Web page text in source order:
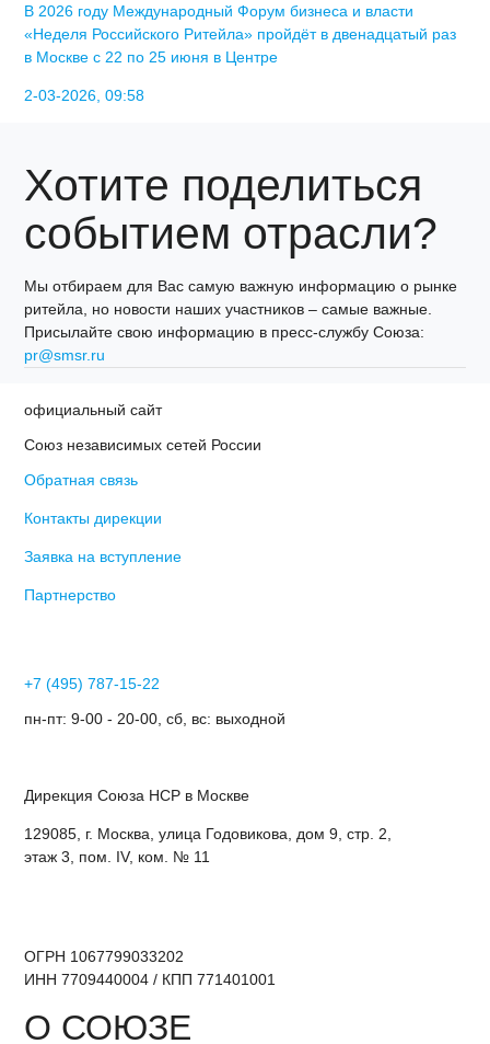
В 2026 году Международный Форум бизнеса и власти
«Неделя Российского Ритейла» пройдёт в двенадцатый раз
в Москве с 22 по 25 июня в Центре
2-03-2026, 09:58
Хотите поделиться
событием отрасли?
Мы отбираем для Вас самую важную информацию о рынке
ритейла, но новости наших участников – самые важные.
Присылайте свою информацию в пресс-службу Союза:
pr@smsr.ru
официальный сайт
Союз независимых сетей России
Обратная связь
Контакты дирекции
Заявка на вступление
Партнерство
+7 (495) 787-15-22
пн-пт: 9-00 - 20-00, сб, вс: выходной
Дирекция Cоюза НСР в Москве
129085, г. Москва, улица Годовикова, дом 9, стр. 2,
этаж 3, пом. IV, ком. № 11
ОГРН 1067799033202
ИНН 7709440004 / КПП 771401001
О СОЮЗЕ